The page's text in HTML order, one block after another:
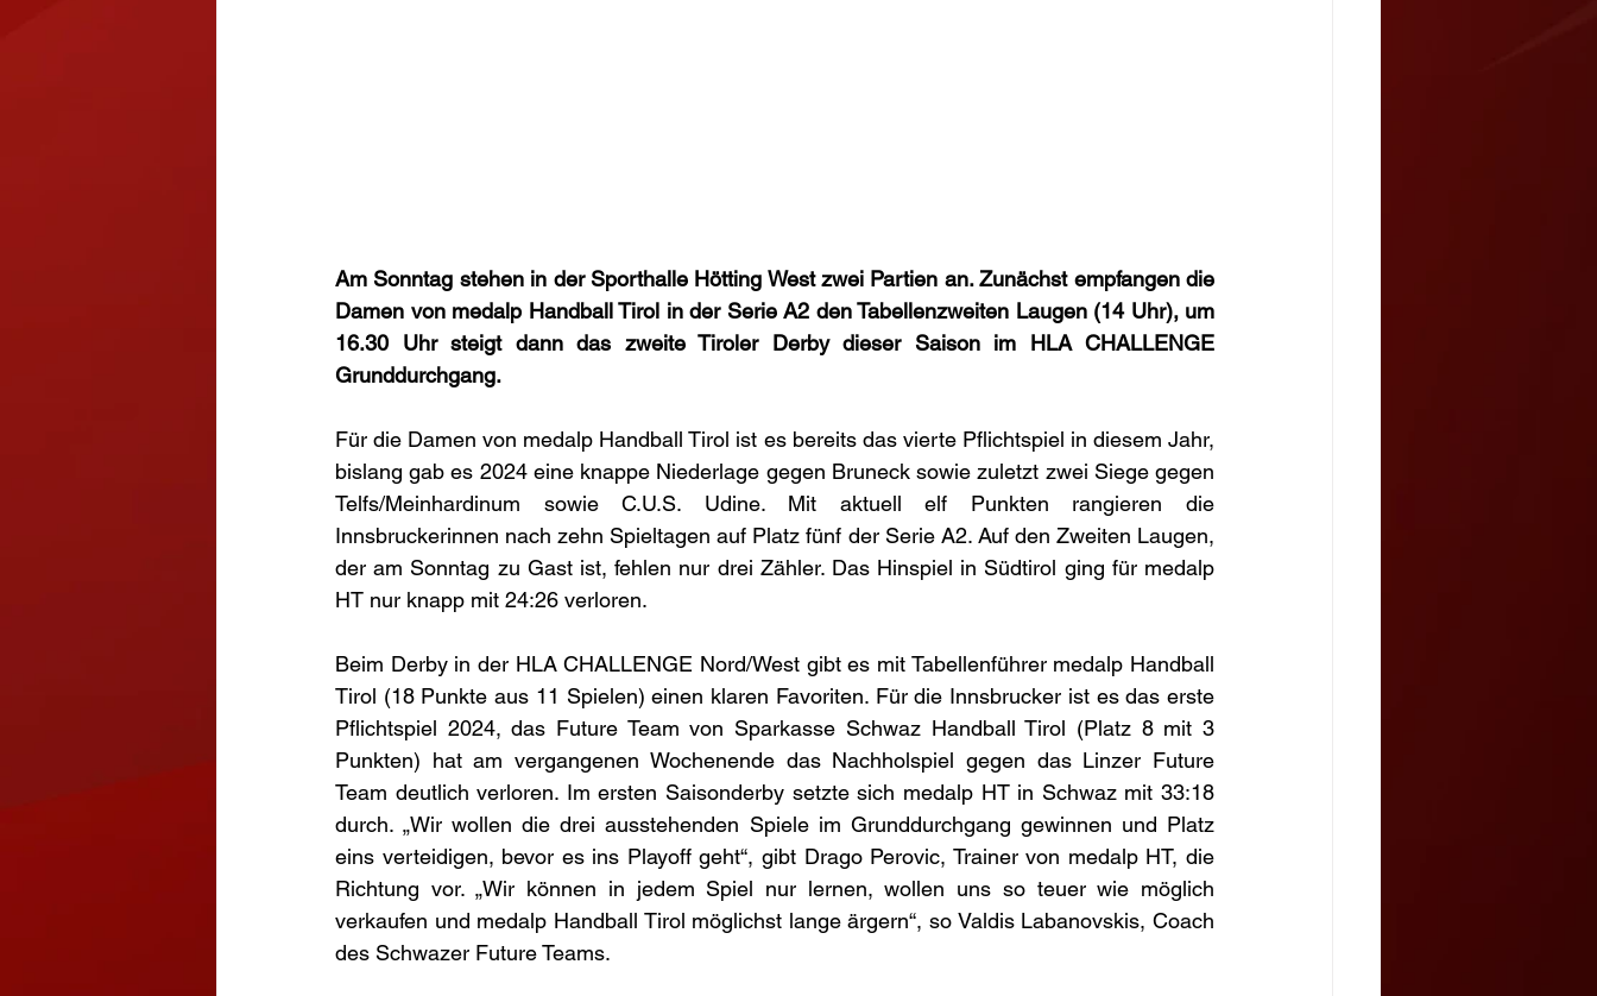
Am Sonntag stehen in der Sporthalle Hötting West zwei Partien an. Zunächst empfangen die
Damen von medalp Handball Tirol in der Serie A2 den Tabellenzweiten Laugen (14 Uhr), um
16.30 Uhr steigt dann das zweite Tiroler Derby dieser Saison im HLA CHALLENGE
Grunddurchgang.
Für die Damen von medalp Handball Tirol ist es bereits das vierte Pflichtspiel in diesem Jahr,
bislang gab es 2024 eine knappe Niederlage gegen Bruneck sowie zuletzt zwei Siege gegen
Telfs/Meinhardinum sowie C.U.S. Udine. Mit aktuell elf Punkten rangieren die
Innsbruckerinnen nach zehn Spieltagen auf Platz fünf der Serie A2. Auf den Zweiten Laugen,
der am Sonntag zu Gast ist, fehlen nur drei Zähler. Das Hinspiel in Südtirol ging für medalp
HT nur knapp mit 24:26 verloren.
Beim Derby in der HLA CHALLENGE Nord/West gibt es mit Tabellenführer medalp Handball
Tirol (18 Punkte aus 11 Spielen) einen klaren Favoriten. Für die Innsbrucker ist es das erste
Pflichtspiel 2024, das Future Team von Sparkasse Schwaz Handball Tirol (Platz 8 mit 3
Punkten) hat am vergangenen Wochenende das Nachholspiel gegen das Linzer Future
Team deutlich verloren. Im ersten Saisonderby setzte sich medalp HT in Schwaz mit 33:18
durch. „Wir wollen die drei ausstehenden Spiele im Grunddurchgang gewinnen und Platz
eins verteidigen, bevor es ins Playoff geht“, gibt Drago Perovic, Trainer von medalp HT, die
Richtung vor. „Wir können in jedem Spiel nur lernen, wollen uns so teuer wie möglich
verkaufen und medalp Handball Tirol möglichst lange ärgern“, so Valdis Labanovskis, Coach
des Schwazer Future Teams.